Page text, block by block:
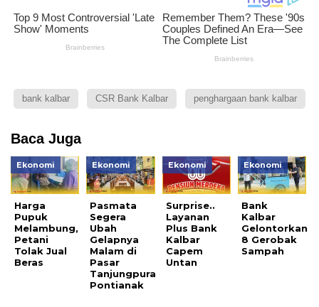
bank kalbar CSR Bank Kalbar penghargaan bank kalbar
Baca Juga
Ekonomi
Harga
Pupuk
Melambung,
Petani
Tolak Jual
Beras
Ekonomi
Pasmata
Segera
Ubah
Gelapnya
Malam di
Pasar
Tanjungpura
Pontianak
Ekonomi
Surprise..
Layanan
Plus Bank
Kalbar
Capem
Untan
Ekonomi
Bank
Kalbar
Gelontorkan
8 Gerobak
Sampah